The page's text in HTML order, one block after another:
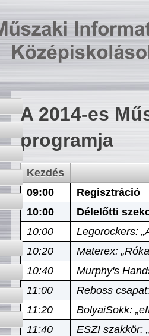
A 2014-es
programja
Kezdés
09:00
Regisztráció
10:00
Délelőtti
10:00
Legorockers:
10:20
Materex:
10:40
Murphy's
11:00
Reboss
11:20
BolyaiSokk:
11:40
ESZI szakkör: